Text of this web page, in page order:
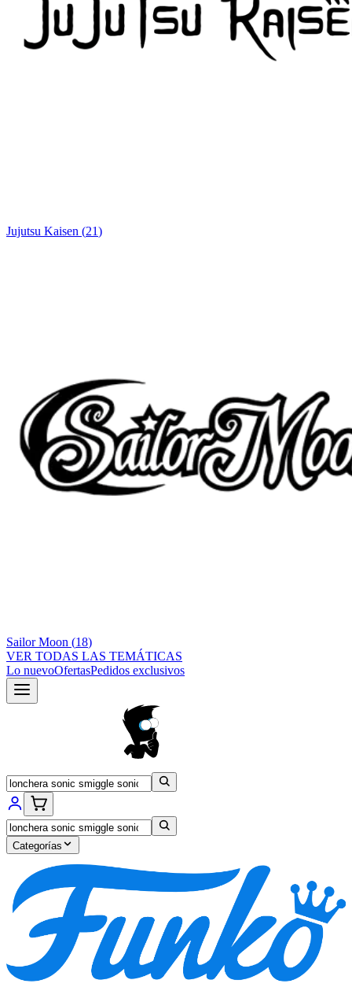
Jujutsu Kaisen (21)
Sailor Moon (18)
VER TODAS LAS TEMÁTICAS
Lo nuevoOfertasPedidos exclusivos
Categorías